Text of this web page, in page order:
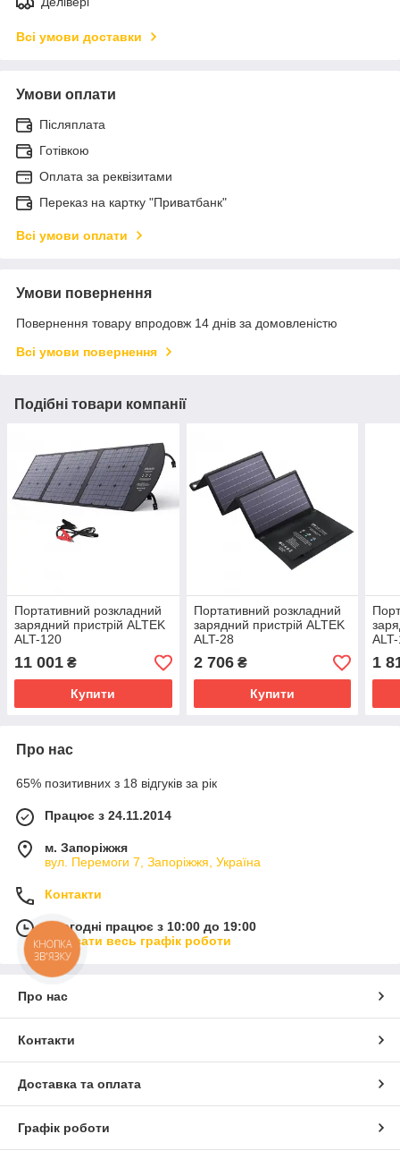
Всі умови доставки
Умови оплати
Післяплата
Готівкою
Оплата за реквізитами
Переказ на картку "Приватбанк"
Всі умови оплати
Умови повернення
Повернення товару впродовж 14 днів за домовленістю
Всі умови повернення
Подібні товари компанії
Портативний розкладний
зарядний пристрій ALTEK
ALT-120
11 001 ₴
Купити
Портативний розкладний
зарядний пристрій ALTEK
ALT-28
2 706₴
Купити
1
Про нас
65% позитивних з 18 відгуків за рік
Працює з 24.11.2014
м. Запоріжжя
вул. Перемоги 7, Запоріжжя, Україна
Контакти
Сьогодні працює з 10:00 до 19:00
Показати весь графік роботи
Про нас
Контакти
Доставка та оплата
Графік роботи
КНОПКА
ЗВ'ЯЗКУ